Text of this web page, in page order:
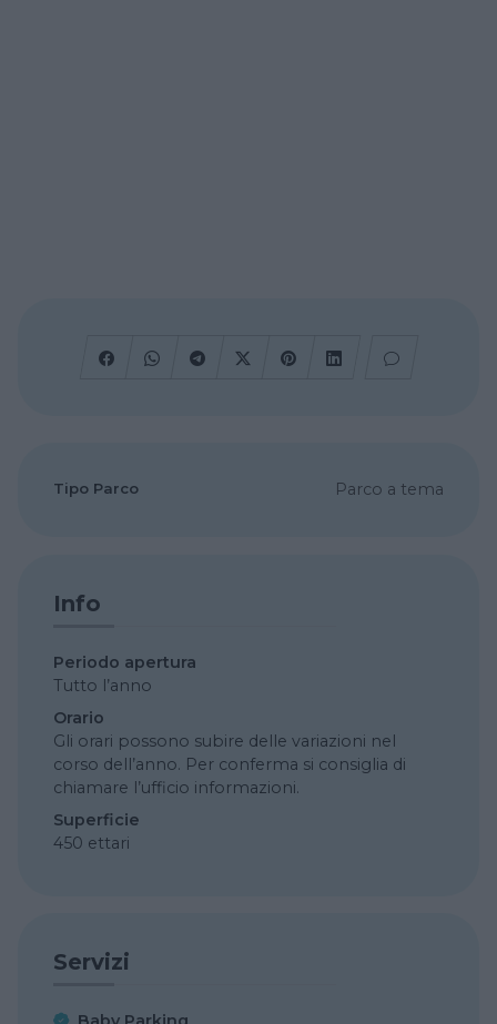
Tipo Parco Parco a tema
Info
Periodo apertura
Tutto l’anno
Orario
Gli orari possono subire delle variazioni nel
corso dell’anno. Per conferma si consiglia di
chiamare l’ufficio informazioni.
Superficie
450 ettari
Servizi